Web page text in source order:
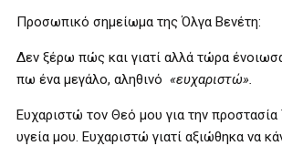
Προσωπικό σημείωμα της Όλγα Βενέτη:
Δεν ξέρω πώς και γιατί αλλά τώρα
πω ένα μεγάλο, αληθινό «ευχαριστώ».
Ευχαριστώ τον Θεό μου για την
υγεία μου. Ευχαριστώ γιατί αξιώθηκα να